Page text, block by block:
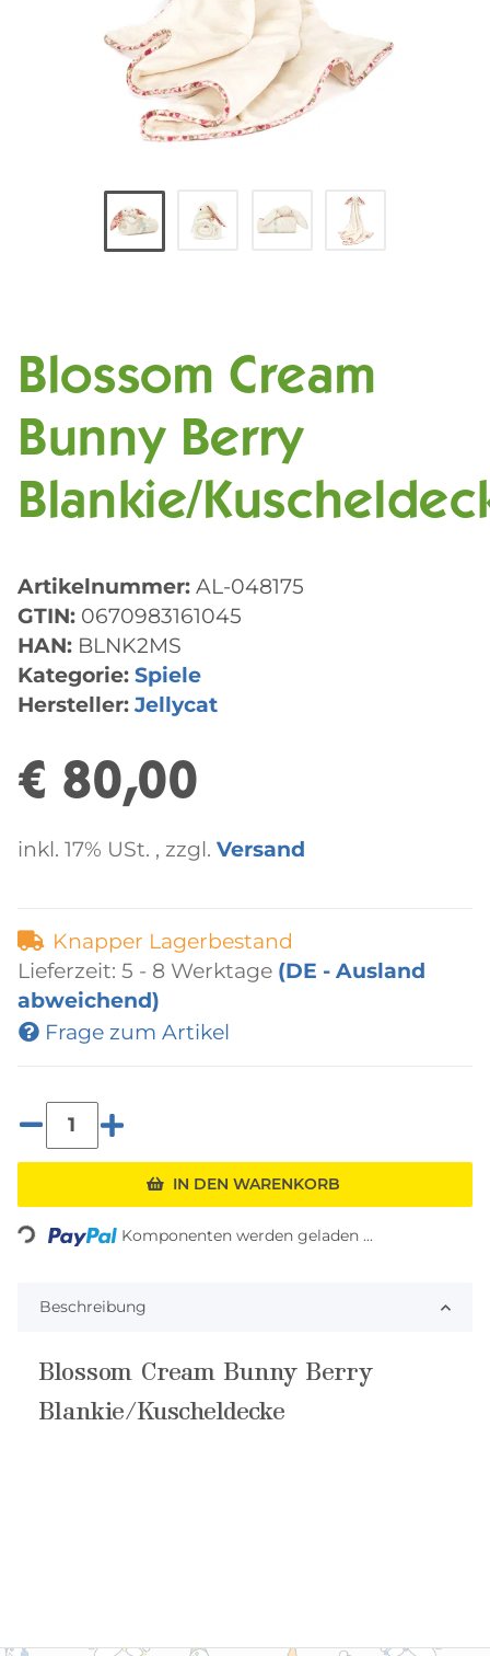
Blossom Cream
Bunny Berry
Blankie/
Artikelnummer: AL-048175
GTIN: 0670983161045
HAN: BLNK2MS
Kategorie: Spiele
Hersteller: Jellycat
€ 80,00
inkl. 17% USt. , zzgl. Versand
Knapper Lagerbestand
Lieferzeit: 5 - 8 Werktage (DE - Ausland
abweichend)
Frage zum Artikel
IN DEN WARENKORB
Loading... Komponenten werden geladen ...
Beschreibung
Blossom Cream Bunny Berry
Blankie/Kuscheldecke